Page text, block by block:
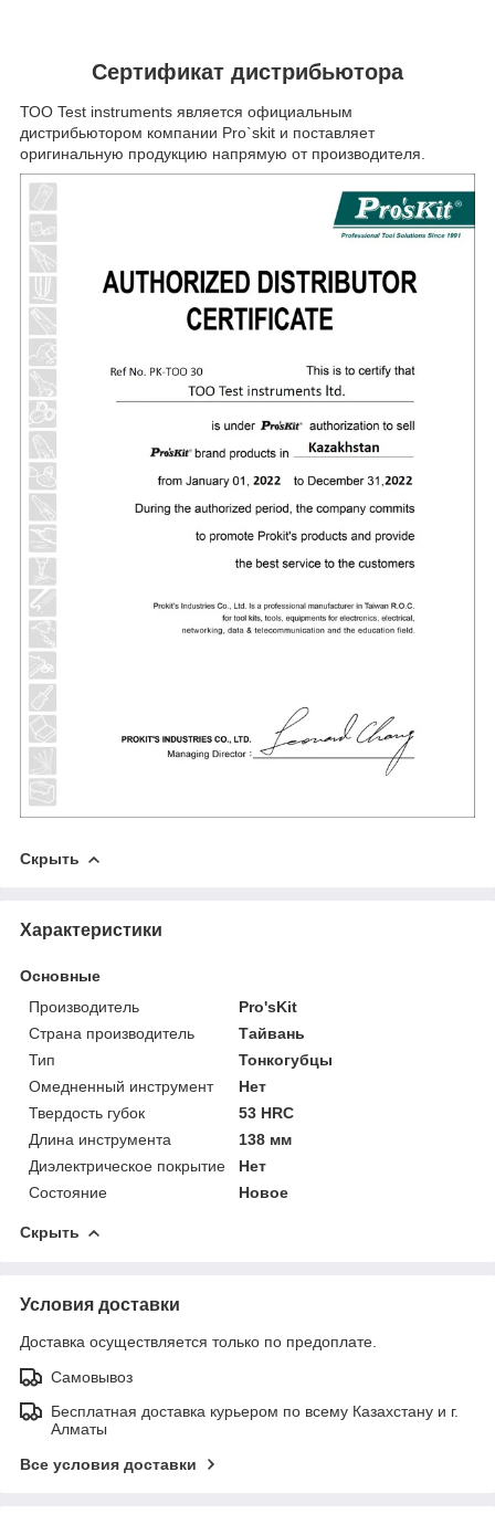
Сертификат дистрибьютора
ТОО Test instruments является официальным
дистрибьютором компании Pro`skit и поставляет
оригинальную продукцию напрямую от производителя.
Скрыть
Характеристики
Основные
Производитель
Pro'sKit
Страна производитель
Тайвань
Тип
Тонкогубцы
Омедненный инструмент
Нет
Твердость губок
53 HRC
Длина инструмента
138 мм
Диэлектрическое покрытие
Нет
Состояние
Новое
Скрыть
Условия доставки
Доставка осуществляется только по предоплате.
Самовывоз
Бесплатная доставка курьером по всему Казахстану и г.
Алматы
Все условия доставки